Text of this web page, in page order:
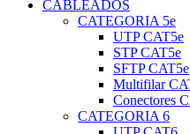
CABLEADOS
CATEGORIA 5e
UTP CAT5e
STP CAT5e
SFTP CAT5e
Multifilar
Conectores
CATEGORIA 6